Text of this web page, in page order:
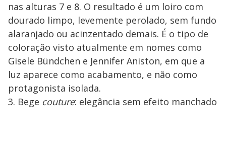
nas alturas 7 e 8. O resultado é um loiro com
dourado limpo, levemente perolado, sem fundo
alaranjado ou acinzentado demais. É o tipo de
coloração visto atualmente em nomes como
Gisele Bündchen e Jennifer Aniston, em que a
luz aparece como acabamento, e não como
protagonista isolada.
3. Bege couture: elegância sem efeito manchado